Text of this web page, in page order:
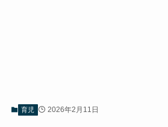
育児 2026年2月11日